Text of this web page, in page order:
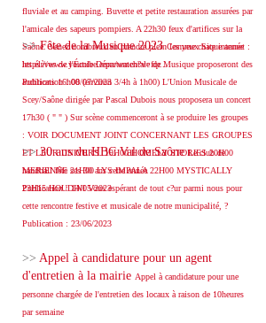
fluviale et au camping. Buvette et petite restauration assurées par
l'amicale des sapeurs pompiers. A 22h30 feux d'artifices sur la
Saône. Venez nombreux en prendre plein les yeux Site internet :
https://www.youtube.com/watch?v=fqr...
Publication : 08/07/2023
>>Fête de la Musique 2023Comme chaque année
les élèves de l'École Départementale de Musique proposeront des
auditions 16h00 (environ 3/4h à 1h00) L'Union Musicale de
Scey/Saône dirigée par Pascal Dubois nous proposera un concert
17h30 ( " " ) Sur scène commenceront à se produire les groupes
: VOIR DOCUMENT JOINT CONCERNANT LES GROUPES
ET LEUR UNIVERS. 19H00 HOMELY STORIES 20H00
MERIENNE 21H00 LYS IMPALA 22H00 MYSTICALLY
23H15 HOUDINI Vous espérant de tout c?ur parmi nous pour
cette rencontre festive et musicale de notre municipalité, ?
Publication : 23/06/2023
>>30 ans du HBC Val de SaôneLe club de
handball fête ses 30 ans cette année
Publication : 14/05/2023
>> Appel à candidature pour un agent
d'entretien à la mairie Appel à candidature pour une
personne chargée de l'entretien des locaux à raison de 10heures
par semaine